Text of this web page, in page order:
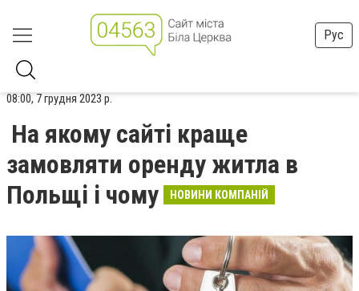
Рус
08:00, 7 грудня 2023 р.
На якому сайті краще
замовляти оренду житла в
Польщі і чому
НОВИНИ КОМПАНІЙ